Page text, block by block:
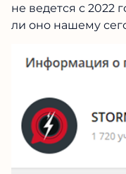
не ведется с 2022
ли оно нашему